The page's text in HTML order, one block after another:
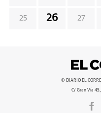
25 26 27
© DIARIO EL
C/ Gran Vía